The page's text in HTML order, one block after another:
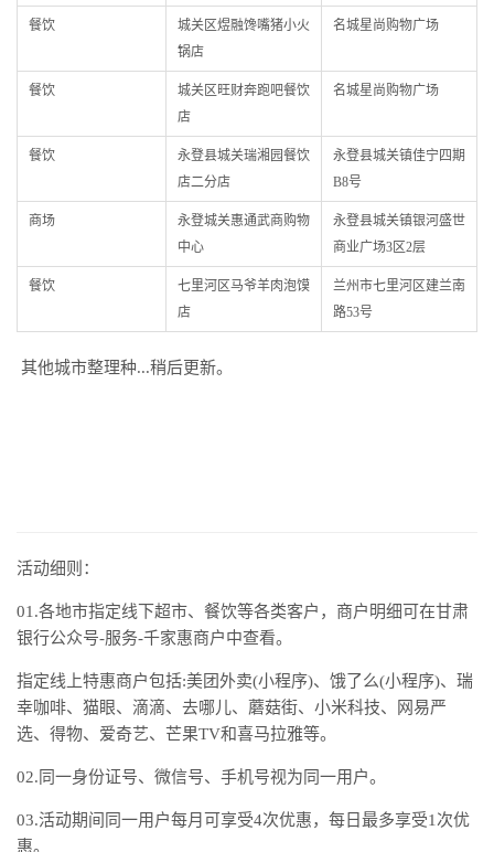
餐饮
城关区煜融馋嘴猪小火
锅店
名城星尚购物广场
餐饮
城关区旺财奔跑吧餐饮
店
名城星尚购物广场
餐饮
永登县城关瑞湘园餐饮
店二分店
永登县城关镇佳宁四期
B8号
商场
永登城关惠通武商购物
中心
永登县城关镇银河盛世
商业广场3区2层
餐饮
七里河区马爷羊肉泡馍
店
兰州市七里河区建兰南
路53号
其他城市整理种...稍后更新。
活动细则：
01.各地市指定线下超市、餐饮等各类客户，商户明细可在甘肃
银行公众号-服务-千家惠商户中查看。
指定线上特惠商户包括:美团外卖(小程序)、饿了么(小程序)、瑞
幸咖啡、猫眼、滴滴、去哪儿、蘑菇街、小米科技、网易严
选、得物、爱奇艺、芒果TV和喜马拉雅等。
02.同一身份证号、微信号、手机号视为同一用户。
03.活动期间同一用户每月可享受4次优惠，每日最多享受1次优
惠。